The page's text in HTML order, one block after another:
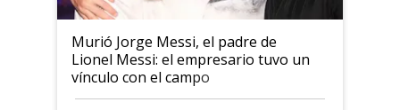
Murió Jorge Messi, el padre de
Lionel Messi: el empresario tuvo un
vínculo con el campo